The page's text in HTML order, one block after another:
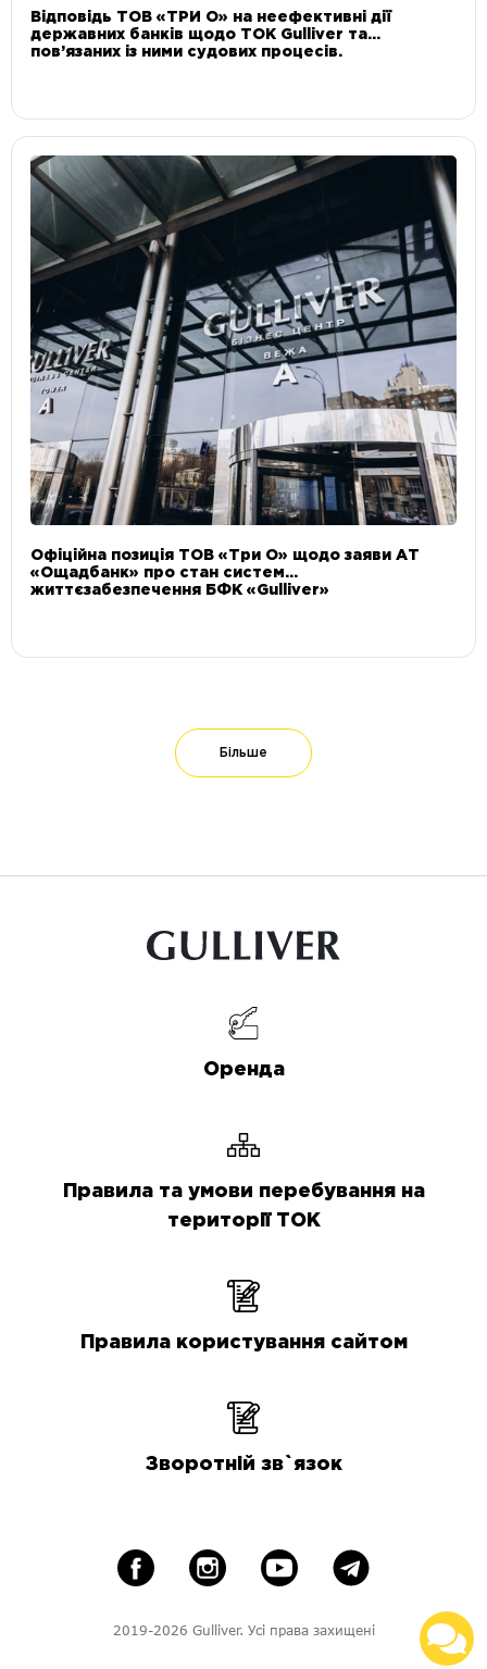
Відповідь ТОВ «ТРИ О» на неефективні дії
державних банків щодо ТОК Gulliver та
пов’язаних із ними судових процесів.
Офіційна позиція ТОВ «Три О» щодо заяви АТ
«Ощадбанк» про стан систем
життєзабезпечення БФК «Gulliver»
Більше
Оренда
Правила та умови перебування на
території ТОК
Правила користування сайтом
Зворотній зв`язок
2019-2026 Gulliver. Усі права захищені